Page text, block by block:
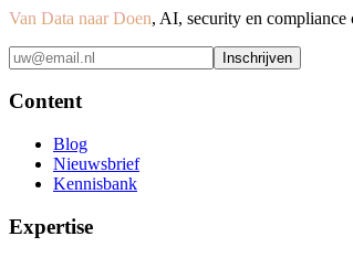
Van Data naar Doen, AI, security en
Inschrijven
Content
Blog
Nieuwsbrief
Kennisbank
Expertise